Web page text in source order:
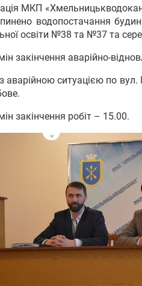
МКП
водопостачання
освіти №38 та №37 та
закінчення аварійно-
аварійною ситуацією по
закінчення робіт – 15.00.